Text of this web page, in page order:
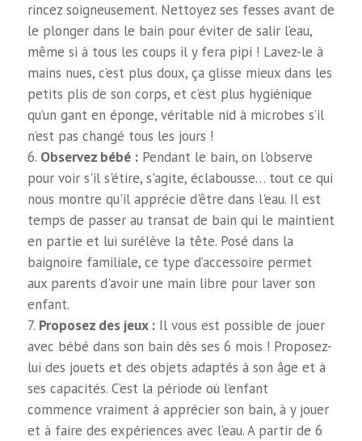
rincez soigneusement. Nettoyez ses fesses avant de
le plonger dans le bain pour éviter de salir l’eau,
même si à tous les coups il y fera pipi ! Lavez-le à
mains nues, c’est plus doux, ça glisse mieux dans les
petits plis de son corps, et c’est plus hygiénique
qu’un gant en éponge, véritable nid à microbes s’il
n’est pas changé tous les jours !
Observez bébé :Pendant le bain, on l'observe
pour voir s'il s'étire, s'agite, éclabousse… tout ce qui
nous montre qu'il apprécie d'être dans l'eau. Il est
temps de passer au transat de bain qui le maintient
en partie et lui surélève la tête. Posé dans la
baignoire familiale, ce type d’accessoire permet
aux parents d'avoir une main libre pour laver son
enfant.
Proposez des jeux :Il vous est possible de jouer
avec bébé dans son bain dès ses 6 mois ! Proposez-
lui des jouets et des objets adaptés à son âge et à
ses capacités. C’est la période où l’enfant
commence vraiment à apprécier son bain, à y jouer
et à faire des expériences avec l’eau. A partir de 6